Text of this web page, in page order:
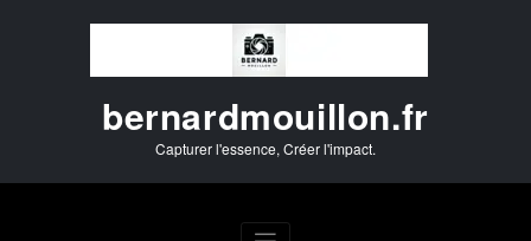
bernardmouillon.fr
Capturer l'essence, Créer l'impact.